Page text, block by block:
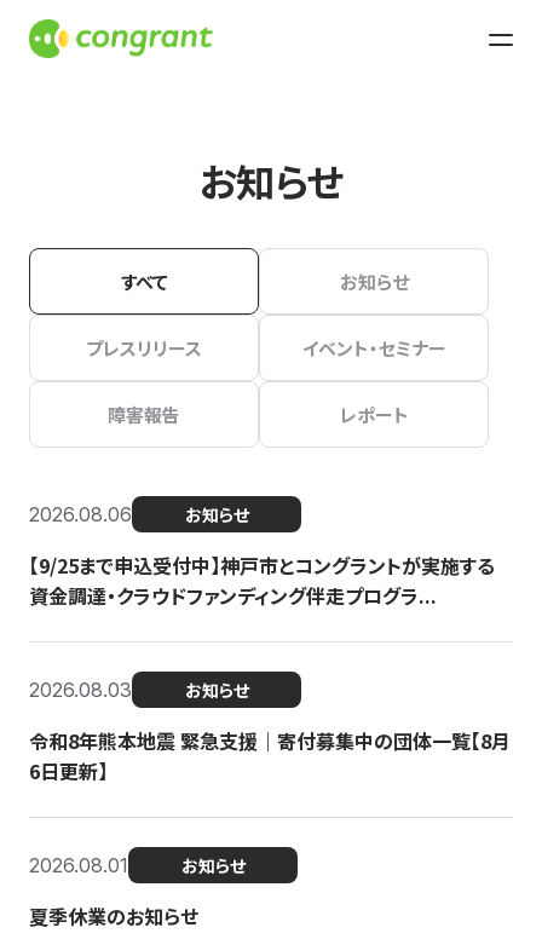
お知らせ
すべて お知らせ
プレスリリース イベント・セミナー
障害報告 レポート
2026.08.06 お知らせ
【9/25まで申込受付中】神戸市とコングラントが実施する
資金調達・クラウドファンディング伴走プログラ...
2026.08.03 お知らせ
令和8年熊本地震 緊急支援｜寄付募集中の団体一覧【8月
6日更新】
2026.08.01 お知らせ
夏季休業のお知らせ